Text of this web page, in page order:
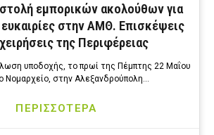
εμπορικών ακολούθων για
στην ΑΜΘ. Επισκέψεις
της Περιφέρειας
υποδοχής, το πρωί της Πέμπτης 22 Μαΐου
Νομαρχείο, στην Αλεξανδρούπολη…
ΠΕΡΙΣΣΟΤΕΡΑ